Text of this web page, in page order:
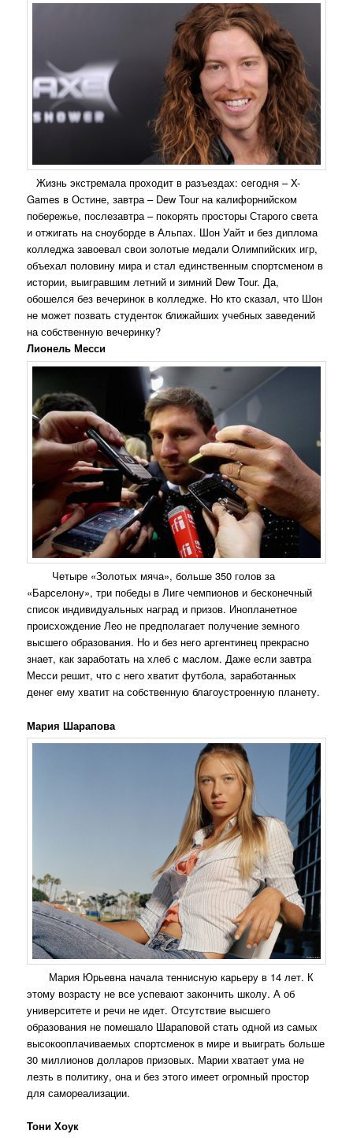
Жизнь экстремала проходит в разъездах: cегодня – X-
Games в Остине, завтра – Dew Tour на калифорнийском
побережье, послезавтра – покорять просторы Старого света
и отжигать на сноуборде в Альпах. Шон Уайт и без диплома
колледжа завоевал свои золотые медали Олимпийских игр,
объехал половину мира и стал единственным спортсменом в
истории, выигравшим летний и зимний Dew Tour. Да,
обошелся без вечеринок в колледже. Но кто сказал, что Шон
не может позвать студенток ближайших учебных заведений
на собственную вечеринку?
Лионель Месси
Четыре «Золотых мяча», больше 350 голов за
«Барселону», три победы в Лиге чемпионов и бесконечный
список индивидуальных наград и призов. Инопланетное
происхождение Лео не предполагает получение земного
высшего образования. Но и без него аргентинец прекрасно
знает, как заработать на хлеб с маслом. Даже если завтра
Месси решит, что с него хватит футбола, заработанных
денег ему хватит на собственную благоустроенную планету.
Мария Шарапова
Мария Юрьевна начала теннисную карьеру в 14 лет. К
этому возрасту не все успевают закончить школу. А об
университете и речи не идет. Отсутствие высшего
образования не помешало Шараповой стать одной из самых
высокооплачиваемых спортсменок в мире и выиграть больше
30 миллионов долларов призовых. Марии хватает ума не
лезть в политику, она и без этого имеет огромный простор
для самореализации.
Тони Хоук